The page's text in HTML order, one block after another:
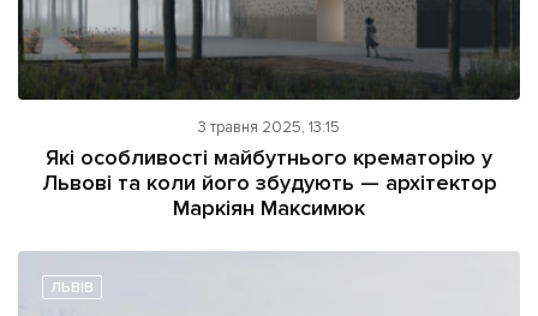
3 травня 2025, 13:15
Які особливості майбутнього крематорію у
Львові та коли його збудують — архітектор
Маркіян Максимюк
ЛЬВІВ